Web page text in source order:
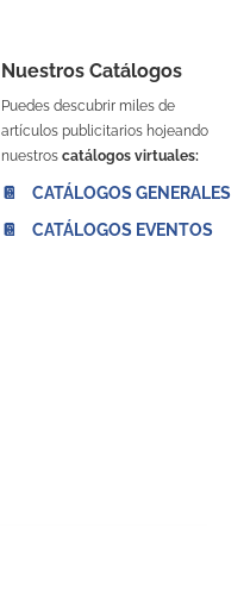
Nuestros Catálogos
Puedes descubrir miles de
artículos publicitarios hojeando
nuestros catálogos virtuales:
📔 CATÁLOGOS GENERALES
📔 CATÁLOGOS EVENTOS